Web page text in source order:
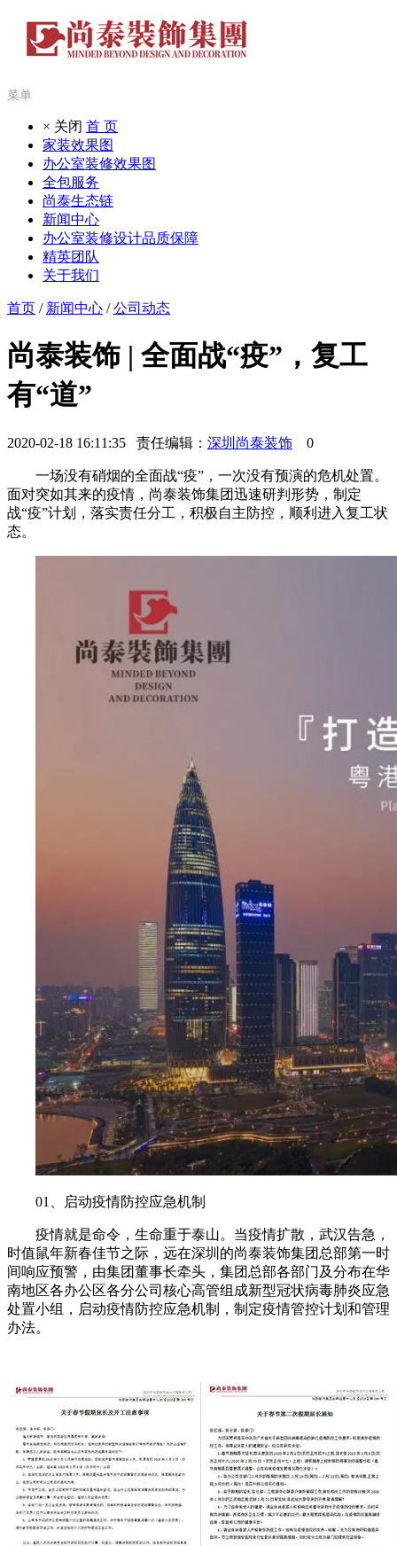
菜单
× 关闭 首 页
家装效果图
办公室装修效果图
全包服务
尚泰生态链
新闻中心
办公室装修设计品质保障
精英团队
关于我们
首页 / 新闻中心 /公司动态
尚泰装饰 | 全面战“疫”，复工
有“道”
2020-02-18 16:11:35 责任编辑： 深圳尚泰装饰 0
一场没有硝烟的全面战“疫”，一次没有预演的危机处置。
面对突如其来的疫情，尚泰装饰集团迅速研判形势，制定
战“疫”计划，落实责任分工，积极自主防控，顺利进入复工状
态。
01、启动疫情防控应急机制
疫情就是命令，生命重于泰山。当疫情扩散，武汉告急，
时值鼠年新春佳节之际，远在深圳的尚泰装饰集团总部第一时
间响应预警，由集团董事长牵头，集团总部各部门及分布在华
南地区各办公区各分公司核心高管组成新型冠状病毒肺炎应急
处置小组，启动疫情防控应急机制，制定疫情管控计划和管理
办法。